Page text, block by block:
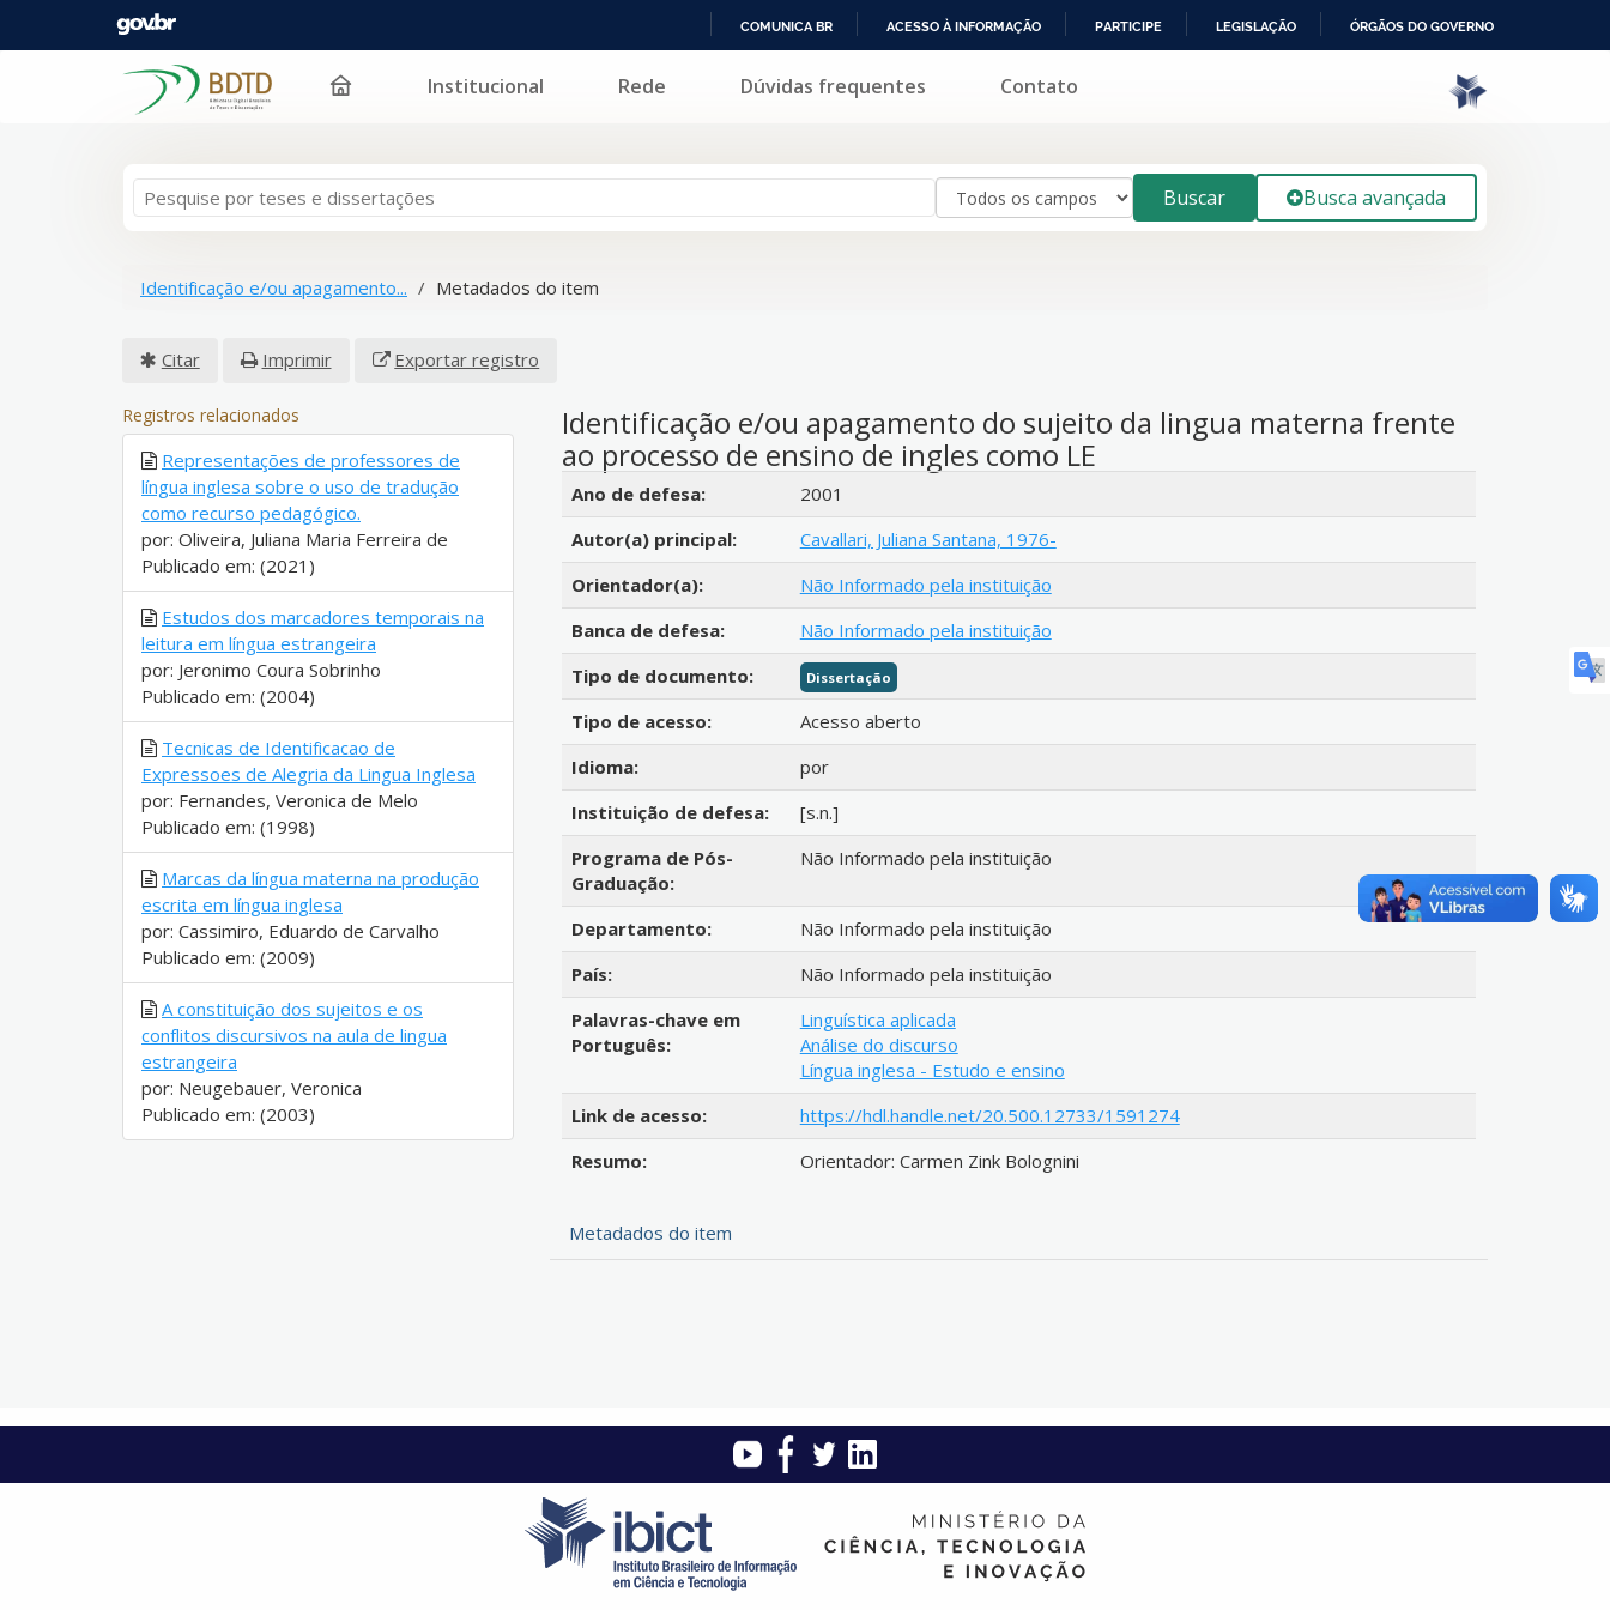
PARA
COMUNICA BR ACESSO À INFORMAÇÃO PARTICIPE LEGISLAÇÃO ÓRGÃOS DO GOVERNO
Pular para o conteúdo Institucional Rede Dúvidas frequentes Contato
Buscar Busca avançada
Identificação e/ou apagamento... Metadados do item
Citar Imprimir Exportar registro
Identificação e/ou apagamento do sujeito da lingua materna frente
ao processo de ensino de ingles como LE
Detalhes bibliográficos
Ano de defesa:
2001
Autor(a) principal:
Cavallari, Juliana Santana, 1976-
Orientador(a):
Não Informado pela instituição
Banca de defesa:
Não Informado pela instituição
Tipo de documento:
Dissertação
Tipo de acesso:
Acesso aberto
Idioma:
por
Instituição de defesa:
[s.n.]
Programa de Pós-
Graduação:
Não Informado pela instituição
Departamento:
Não Informado pela instituição
País:
Não Informado pela instituição
Palavras-chave em
Português:
Linguística aplicada
Análise do discurso
Língua inglesa - Estudo e ensino
Link de acesso:
https://hdl.handle.net/20.500.12733/1591274
Resumo:
Orientador: Carmen Zink Bolognini
Metadados do item
Registros relacionados
Representações de professores de
língua inglesa sobre o uso de tradução
como recurso pedagógico.
por: Oliveira, Juliana Maria Ferreira de
Publicado em: (2021)
Estudos dos marcadores temporais na
leitura em língua estrangeira
por: Jeronimo Coura Sobrinho
Publicado em: (2004)
Tecnicas de Identificacao de
Expressoes de Alegria da Lingua Inglesa
por: Fernandes, Veronica de Melo
Publicado em: (1998)
Marcas da língua materna na produção
escrita em língua inglesa
por: Cassimiro, Eduardo de Carvalho
Publicado em: (2009)
A constituição dos sujeitos e os
conflitos discursivos na aula de lingua
estrangeira
por: Neugebauer, Veronica
Publicado em: (2003)